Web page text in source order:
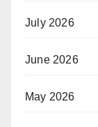
July 2026
June 2026
May 2026